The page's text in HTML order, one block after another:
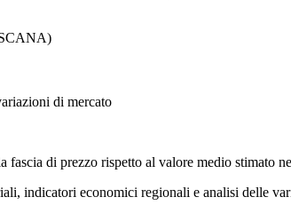
di mercato
di prezzo rispetto al valore medio stimato
indicatori economici regionali e analisi delle